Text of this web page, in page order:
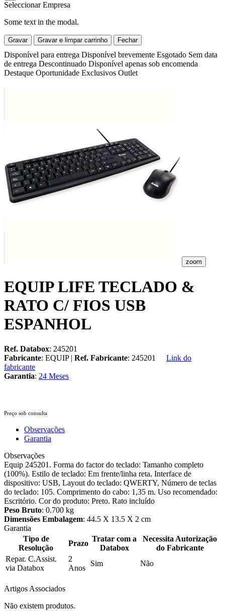
Seleccionar Empresa
Some text in the modal.
Gravar Gravar e limpar carrinho Fechar
Disponível para entrega Disponível brevemente Esgotado Sem data
de entrega Descontinuado Disponível apenas sob encomenda
Destaque Oportunidade Exclusivos Outlet
zoom
EQUIP LIFE TECLADO &
RATO C/ FIOS USB
ESPANHOL
Ref. Databox: 245201
Fabricante: EQUIP | Ref. Fabricante: 245201
Link do
fabricante
Garantia: 24 Meses
Preço sob consulta
Observações
Garantia
Observações
Equip 245201. Forma do factor do teclado: Tamanho completo
(100%). Estilo de teclado: Em frente/linha reta. Interface de
dispositivo: USB, Layout do teclado: QWERTY, Número de teclas
do teclado: 105. Comprimento do cabo: 1,35 m. Uso recomendado:
Escritório. Cor do produto: Preto. Rato incluído
Peso Bruto: 0.700 kg
Dimensões Embalagem: 44.5 X 13.5 X 2 cm
Garantia
Tipo de
Resolução
Prazo
Tratar com a
Databox
Necessita Autorização
do Fabricante
Repar. C.Assist.
via Databox
2
Anos
Sim Não
Artigos Associados
Não existem produtos.